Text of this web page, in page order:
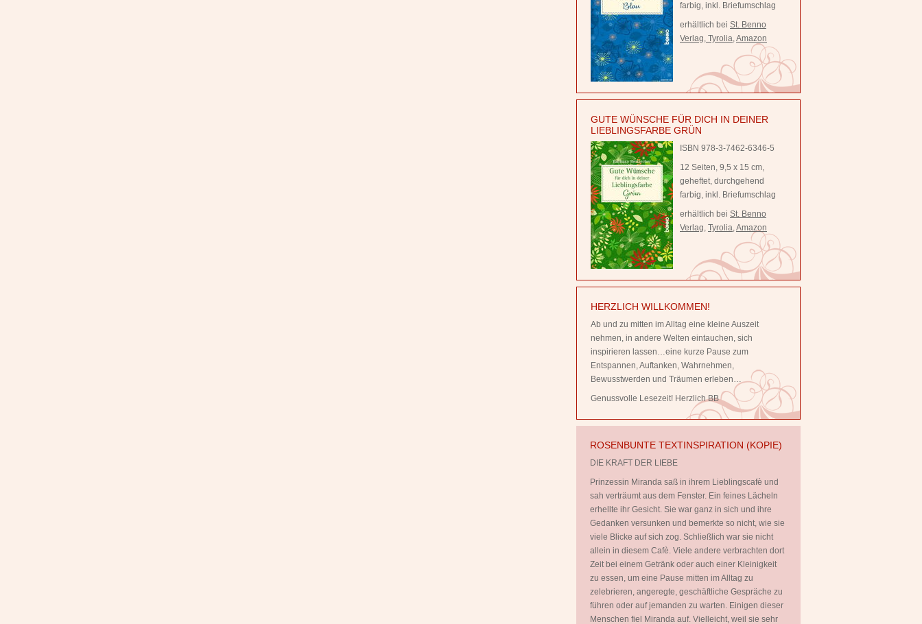
farbig, inkl. Briefumschlag
erhältlich bei St. Benno
Verlag, Tyrolia,Amazon
GUTE WÜNSCHE FÜR DICH IN DEINER
LIEBLINGSFARBE GRÜN
ISBN 978-3-7462-6346-5
12 Seiten, 9,5 x 15 cm,
geheftet, durchgehend
farbig, inkl. Briefumschlag
erhältlich bei St. Benno
Verlag, Tyrolia,Amazon
HERZLICH WILLKOMMEN!
Ab und zu mitten im Alltag eine kleine Auszeit
nehmen, in andere Welten eintauchen, sich
inspirieren lassen…eine kurze Pause zum
Entspannen, Auftanken, Wahrnehmen,
Bewusstwerden und Träumen erleben…
Genussvolle Lesezeit! Herzlich BB
ROSENBUNTE TEXTINSPIRATION (KOPIE)
DIE KRAFT DER LIEBE
Prinzessin Miranda saß in ihrem Lieblingscafè und
sah verträumt aus dem Fenster. Ein feines Lächeln
erhellte ihr Gesicht. Sie war ganz in sich und ihre
Gedanken versunken und bemerkte so nicht, wie sie
viele Blicke auf sich zog. Schließlich war sie nicht
allein in diesem Cafè. Viele andere verbrachten dort
Zeit bei einem Getränk oder auch einer Kleinigkeit
zu essen, um eine Pause mitten im Alltag zu
zelebrieren, angeregte, geschäftliche Gespräche zu
führen oder auf jemanden zu warten. Einigen dieser
Menschen fiel Miranda auf. Vielleicht, weil sie sehr